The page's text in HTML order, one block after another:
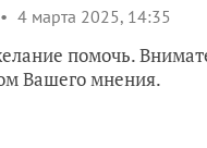
4 марта 2025, 14:35
помочь.
Вашего мнения.